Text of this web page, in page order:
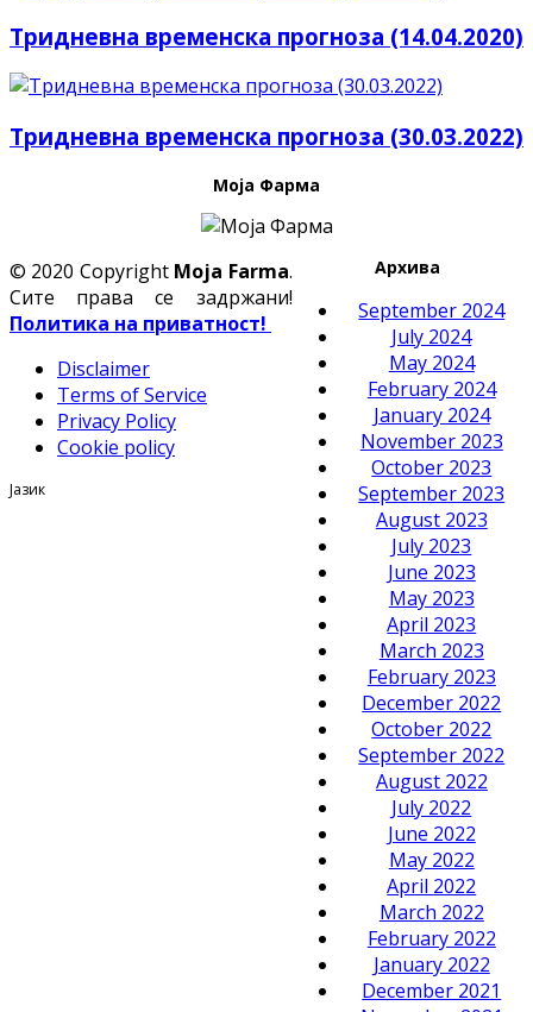
Тридневна временска прогноза (14.04.2020)
Тридневна временска прогноза (30.03.2022)
Моја Фарма
Архива
September 2024
July 2024
May 2024
February 2024
January 2024
November 2023
October 2023
September 2023
August 2023
July 2023
June 2023
May 2023
April 2023
March 2023
February 2023
December 2022
October 2022
September 2022
August 2022
July 2022
June 2022
May 2022
April 2022
March 2022
February 2022
January 2022
December 2021
© 2020 Copyright Moja Farma.
Сите права се задржани!
Политика на приватност!
Disclaimer
Terms of Service
Privacy Policy
Cookie policy
Јазик